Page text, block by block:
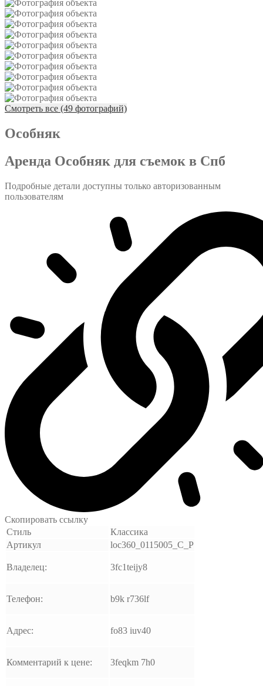
Смотреть все (49 фотографий)
Особняк
Аренда Особняк для съемок в Спб
Подробные детали доступны только авторизованным
пользователям
Скопировать ссылку
Стиль
Классика
Артикул
loc360_0115005_C_P
Владелец: 3fc1teijy8
Телефон: b9k r736lf
Адрес: fo83 iuv40
Комментарий к цене: 3feqkm 7h0